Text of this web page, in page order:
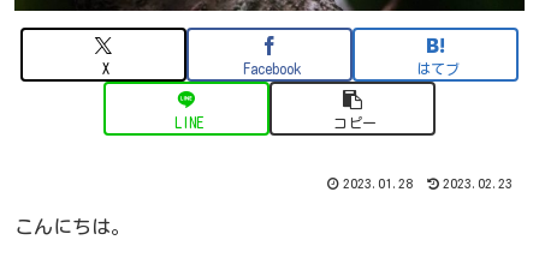
X Facebook はてブ
LINE コピー
2023.01.28 2023.02.23
こんにちは。